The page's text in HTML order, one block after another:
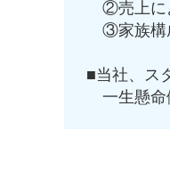
②売上に
③家族構
■当社、ス
一生懸命